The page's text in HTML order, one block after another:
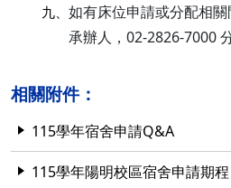
九、 如有床位申請或分配相
承辦人，02-2826-7000
相關附件：
115學年宿舍申請Q&A
115學年陽明校區宿舍申請期程